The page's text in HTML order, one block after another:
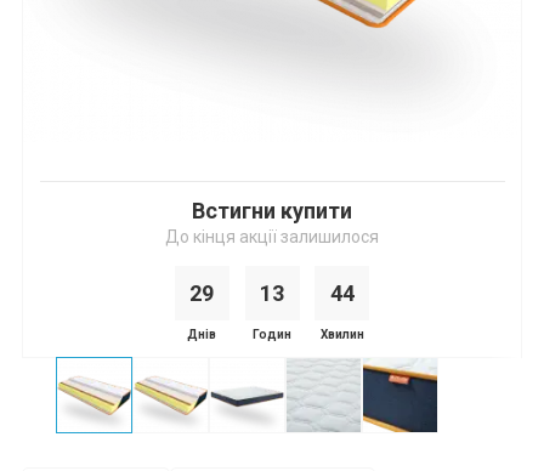
Встигни купити
До кінця акції залишилося
29
Днів
13
Годин
44
Хвилин